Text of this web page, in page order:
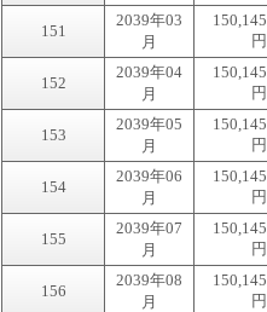
151
2039年03
月
150,145
円
152
2039年04
月
150,145
円
153
2039年05
月
150,145
円
154
2039年06
月
150,145
円
155
2039年07
月
150,145
円
156
2039年08
月
150,145
円